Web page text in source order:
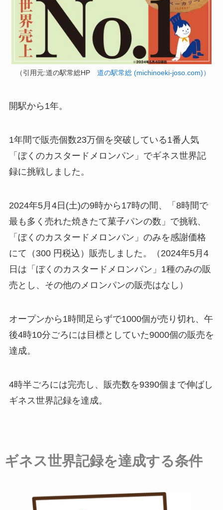
（引用元:道の駅常総HP 道の駅常総 (michinoeki-joso.com)）
開駅から1年。
1年間で販売個数23万個を突破している1番人気
「ぼくのカスタードメロンパン」でギネス世界記
録に挑戦しました。
2024年5月4日(土)の9時から17時の間、
「8時間で
最も多く売れた焼きたて菓子パンの数」 で挑戦、
「ぼくのカスタードメロンパン」のみを感謝価格
にて（300 円税込）販売しました。（2024年5月4
日は「ぼくのカスタードメロンパン」1種のみの販
売とし、その他のメロンパンの販売はなし）
オープンから1時間足らずで1000個が売り切れ、午
後4時10分ごろには目標としていた9000個の販売を
達成。
4時半ごろには完売し、 販売数を9390個まで伸ばし
ギネス世界記録を達成。
ギネス世界記録を達成する条件